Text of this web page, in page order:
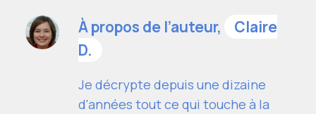
À propos de l’auteur,
Claire
D.
Je décrypte depuis une dizaine
d'années tout ce qui touche à la